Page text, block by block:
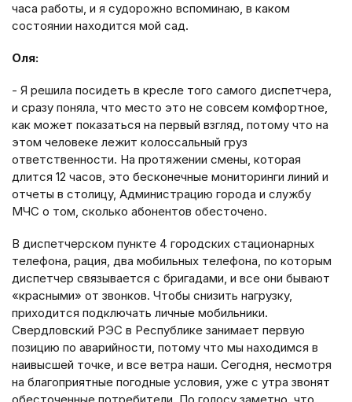
часа работы, и я судорожно вспоминаю, в каком
состоянии находится мой сад.
Оля:
- Я решила посидеть в кресле того самого диспетчера,
и сразу поняла, что место это не совсем комфортное,
как может показаться на первый взгляд, потому что на
этом человеке лежит колоссальный груз
ответственности. На протяжении смены, которая
длится 12 часов, это бесконечные мониторинги линий и
отчеты в столицу, Администрацию города и службу
МЧС о том, сколько абонентов обесточено.
В диспетчерском пункте 4 городских стационарных
телефона, рация, два мобильных телефона, по которым
диспетчер связывается с бригадами, и все они бывают
«красными» от звонков. Чтобы снизить нагрузку,
приходится подключать личные мобильники.
Свердловский РЭС в Республике занимает первую
позицию по аварийности, потому что мы находимся в
наивысшей точке, и все ветра наши. Сегодня, несмотря
на благоприятные погодные условия, уже с утра звонят